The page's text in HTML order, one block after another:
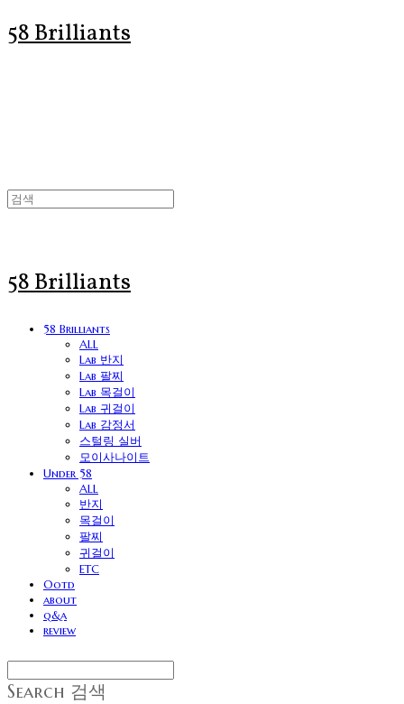
58 Brilliants
58 Brilliants
58 Brilliants
ALL
Lab 반지
Lab 팔찌
Lab 목걸이
Lab 귀걸이
Lab 감정서
스털링 실버
모이사나이트
Under 58
ALL
반지
목걸이
팔찌
귀걸이
ETC
Ootd
about
q&a
review
Search 검색